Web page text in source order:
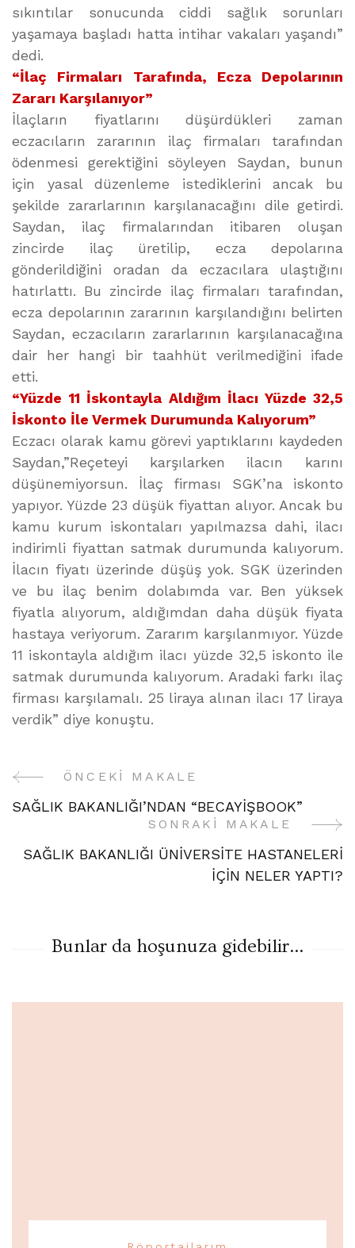
sıkıntılar sonucunda ciddi sağlık sorunları
yaşamaya başladı hatta intihar vakaları yaşandı”
dedi.
“İlaç Firmaları Tarafında, Ecza Depolarının
Zararı Karşılanıyor”
İlaçların fiyatlarını düşürdükleri zaman
eczacıların zararının ilaç firmaları tarafından
ödenmesi gerektiğini söyleyen Saydan, bunun
için yasal düzenleme istediklerini ancak bu
şekilde zararlarının karşılanacağını dile getirdi.
Saydan, ilaç firmalarından itibaren oluşan
zincirde ilaç üretilip, ecza depolarına
gönderildiğini oradan da eczacılara ulaştığını
hatırlattı. Bu zincirde ilaç firmaları tarafından,
ecza depolarının zararının karşılandığını belirten
Saydan, eczacıların zararlarının karşılanacağına
dair her hangi bir taahhüt verilmediğini ifade
etti.
“Yüzde 11 İskontayla Aldığım İlacı Yüzde 32,5
İskonto İle Vermek Durumunda Kalıyorum”
Eczacı olarak kamu görevi yaptıklarını kaydeden
Saydan,”Reçeteyi karşılarken ilacın karını
düşünemiyorsun. İlaç firması SGK’na iskonto
yapıyor. Yüzde 23 düşük fiyattan alıyor. Ancak bu
kamu kurum iskontaları yapılmazsa dahi, ilacı
indirimli fiyattan satmak durumunda kalıyorum.
İlacın fiyatı üzerinde düşüş yok. SGK üzerinden
ve bu ilaç benim dolabımda var. Ben yüksek
fiyatla alıyorum, aldığımdan daha düşük fiyata
hastaya veriyorum. Zararım karşılanmıyor. Yüzde
11 iskontayla aldığım ilacı yüzde 32,5 iskonto ile
satmak durumunda kalıyorum. Aradaki farkı ilaç
firması karşılamalı. 25 liraya alınan ilacı 17 liraya
verdik” diye konuştu.
YazıÖNCEKI MAKALE
SAĞLIK BAKANLIĞI’NDAN “BECAYİŞBOOK”
SONRAKI MAKALE
SAĞLIK BAKANLIĞI ÜNİVERSİTE HASTANELERİ
İÇİN NELER YAPTI?
Bunlar da hoşunuza gidebilir...